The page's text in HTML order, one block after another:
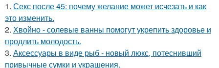
1. Секс после 45: почему желание может исчезать и как
это изменить.
2. Хвойно - солевые ванны помогут укрепить здоровье и
продлить молодость.
3. Аксессуары в виде рыб - новый люкс, потеснивший
привычные сумки и украшения.